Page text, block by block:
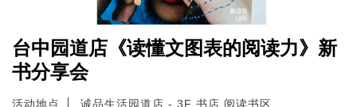
台中园道店《读懂文图表的阅读力》新
书分享会
活动地点
诚品生活园道店 - 3F 书店 阅读书区